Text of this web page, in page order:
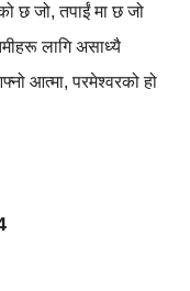
छ जो, तपाईं मा छ जो
लागि असाध्यै
आत्मा, परमेश्वरको हो